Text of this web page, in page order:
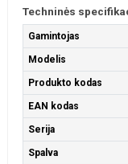
Techninės
Gamintojas
Modelis
Produkto kodas
EAN kodas
Serija
Spalva